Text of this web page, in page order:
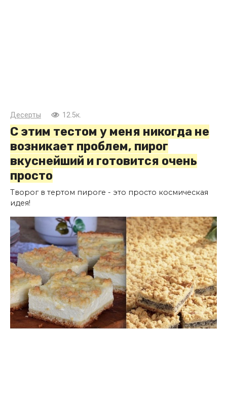
Десерты 12.5к.
С этим тестом у меня никогда не
возникает проблем, пирог
вкуснейший и готовится очень
просто
Творог в тертом пироге - это просто космическая
идея!